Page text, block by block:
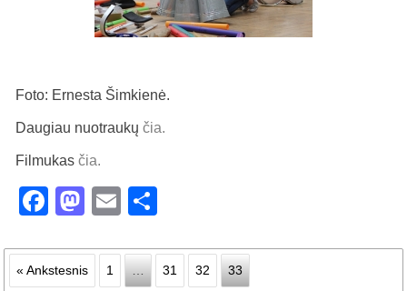
Foto: Ernesta Šimkienė.
Daugiau nuotraukųčia.
Filmukasčia.
FacebookMastodon
Email
« Ankstesnis 1 31 32 33